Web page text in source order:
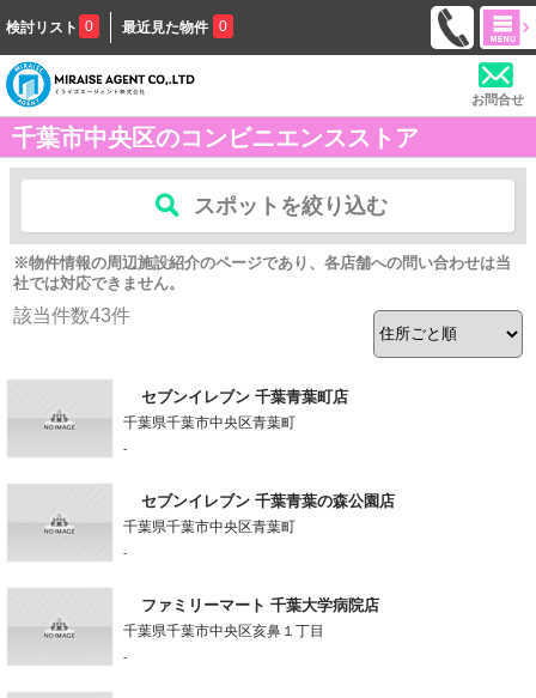
検討リスト 0 最近見た物件 0
お問合せ
千葉市中央区のコンビニエンスストア
スポットを絞り込む
※物件情報の周辺施設紹介のページであり、各店舗への問い合わせは当
社では対応できません。
該当件数43件
セブンイレブン 千葉青葉町店
千葉県千葉市中央区青葉町
-
セブンイレブン 千葉青葉の森公園店
千葉県千葉市中央区青葉町
-
ファミリーマート 千葉大学病院店
千葉県千葉市中央区亥鼻１丁目
-